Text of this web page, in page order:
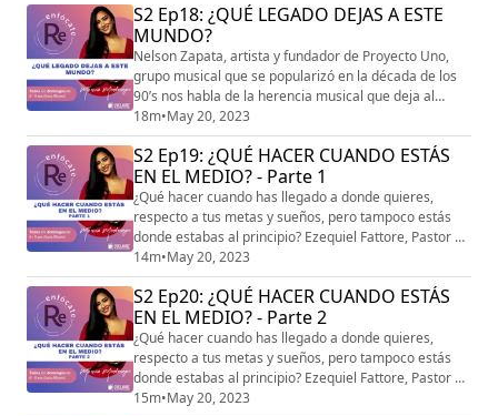
S2 Ep18: ¿QUÉ LEGADO DEJAS A ESTE
MUNDO?
Nelson Zapata, artista y fundador de Proyecto Uno,
grupo musical que se popularizó en la década de los
90’s nos habla de la herencia musical que deja al
mundo, pero también de lo que entrega a sus futuras
generaciones.
18m•May 20, 2023
S2 Ep19: ¿QUÉ HACER CUANDO ESTÁS
EN EL MEDIO? - Parte 1
¿Qué hacer cuando has llegado a donde quieres,
respecto a tus metas y sueños, pero tampoco estás
donde estabas al principio? Ezequiel Fattore, Pastor de
CASA Church nos habla de este difícil y peligroso
momento. ¡Te va a encantar!
14m•May 20, 2023
S2 Ep20: ¿QUÉ HACER CUANDO ESTÁS
EN EL MEDIO? - Parte 2
¿Qué hacer cuando has llegado a donde quieres,
respecto a tus metas y sueños, pero tampoco estás
donde estabas al principio? Ezequiel Fattore, Pastor de
CASA Church nos habla de este difícil y peligroso
15m•May 20, 2023